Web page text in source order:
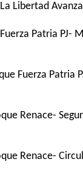
Libertad
Patria PJ-
Fuerza Patria
Renace-
Renace-